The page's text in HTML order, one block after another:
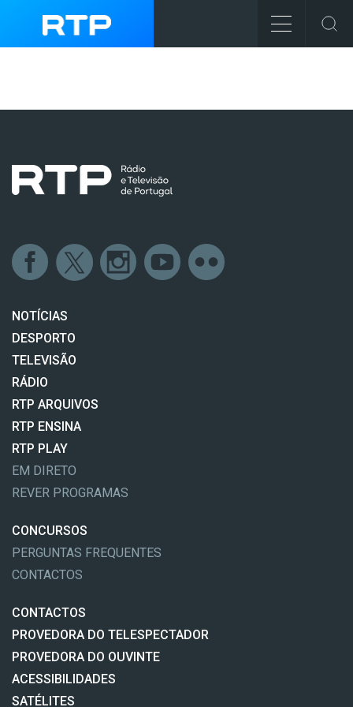
NOTÍCIAS
DESPORTO
TELEVISÃO
RÁDIO
RTP ARQUIVOS
RTP ENSINA
RTP PLAY
EM DIRETO
REVER PROGRAMAS
CONCURSOS
PERGUNTAS FREQUENTES
CONTACTOS
CONTACTOS
PROVEDORA DO TELESPECTADOR
PROVEDORA DO OUVINTE
ACESSIBILIDADES
SATÉLITES